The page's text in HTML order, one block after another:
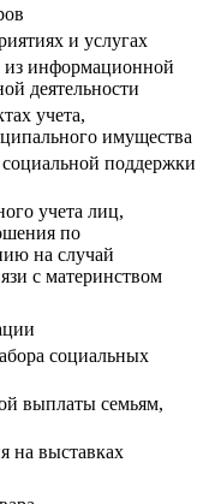
и услугах
из информационной
деятельности
учета,
имущества
поддержки
учета лиц,
по
на случай
с материнством
социальных
выплаты семьям,
на выставках